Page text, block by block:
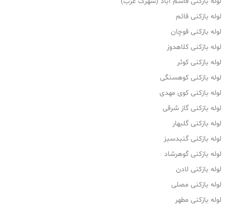
لوله بازکنی قائم
لوله بازکنی قوچان
لوله بازکنی کلاهدوز
لوله بازکنی کوثر
لوله بازکنی کوهسنگی
لوله بازکنی کوی مهدی
لوله بازکنی گاز شرقی
لوله بازکنی گلبهار
لوله بازکنی گنبدسبز
لوله بازکنی گوهرشاد
لوله بازکنی لادن
لوله بازکنی مصلی
لوله بازکنی مطهر